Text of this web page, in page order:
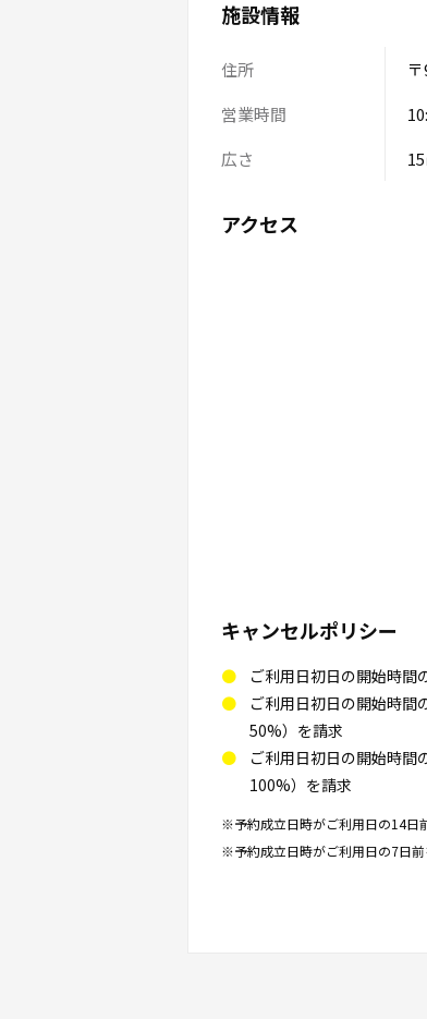
施設情報
住所
営業時間
広さ
アクセス
キャンセルポリシー
ご利用日初日の開始時間
ご利用日初日の開始時間
50%）を請求
ご利用日初日の開始時間
100%）を請求
※予約成立日時がご利用日の14日
※予約成立日時がご利用日の7日